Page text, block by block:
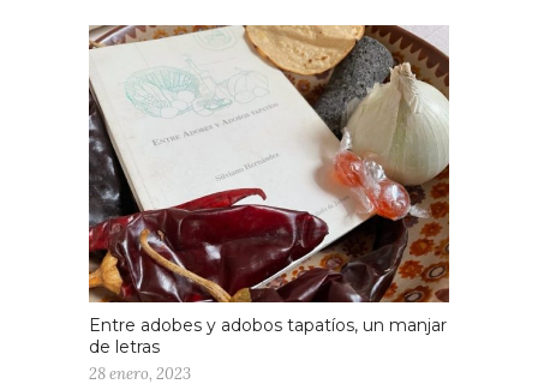
Entre adobes y adobos tapatíos, un manjar
de letras
28 enero, 2023